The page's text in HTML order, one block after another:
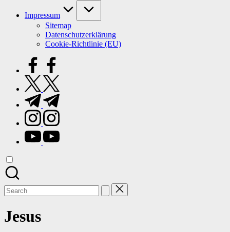
Impressum
Sitemap
Datenschutzerklärung
Cookie-Richtlinie (EU)
facebook.com
twitter.com
t.me
instagram.com
youtube.com
Search
for:
Jesus